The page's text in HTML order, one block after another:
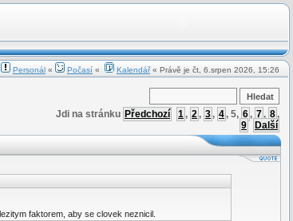
Personál « Počasí « Kalendář« Právě je čt, 6.srpen 2026, 15:26
Jdi na stránku Předchozí 1 , 2 , 3 , 4 , 5, 6 , 7 , 8 ,
9
Další
faktorem, aby se clovek neznicil.